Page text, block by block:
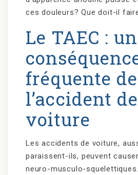
ces douleurs? Que doit-il
Le TAEC :
fréquente de
l’accident de
voiture
Les accidents de voiture,
paraissent-ils, peuvent
neuro-musculo-squelettiques.